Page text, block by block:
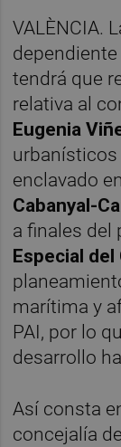
VALÈNCIA.
dependiente
tendrá que
relativa al
Eugenia
urbanísticos
enclavado
Cabanyal-
a finales del
Especial del
marítima y
PAI, por lo
desarrollo
Así consta
concejalía